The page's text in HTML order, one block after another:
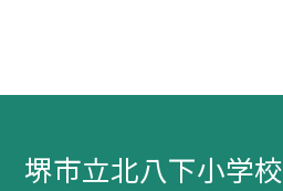
堺市立北八下小学校